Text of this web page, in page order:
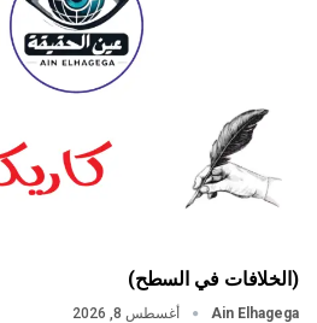
(الخلافات في السطح)
Ain Elhagega أغسطس 8, 2026